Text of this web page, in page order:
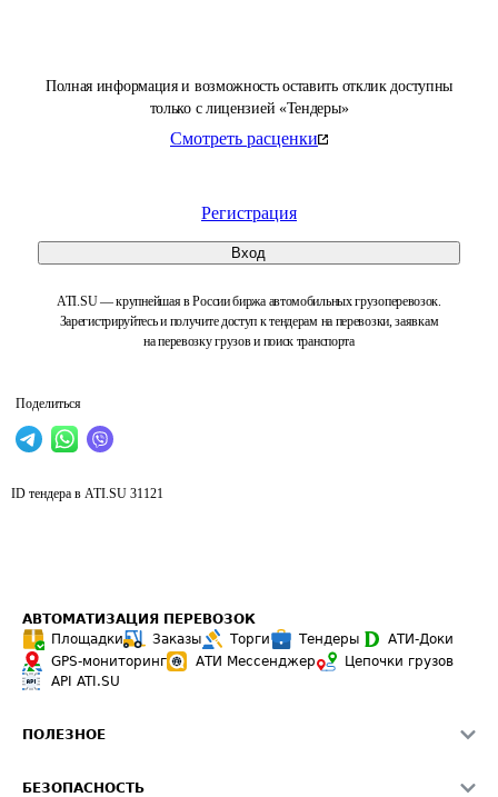
Полная информация и возможность оставить отклик доступны
только с лицензией «Тендеры»
Смотреть расценки
Регистрация
Вход
ATI.SU — крупнейшая в России биржа автомобильных грузоперевозок.
Зарегистрируйтесь и получите доступ к тендерам на перевозки, заявкам
на перевозку грузов и поиск транспорта
Поделиться
ID тендера в ATI.SU 31121
АВТОМАТИЗАЦИЯ ПЕРЕВОЗОК
Площадки
Заказы Торги Тендеры
АТИ-Доки
GPS-мониторинг
АТИ Мессенджер
Цепочки грузов
API ATI.SU
ПОЛЕЗНОЕ
БЕЗОПАСНОСТЬ